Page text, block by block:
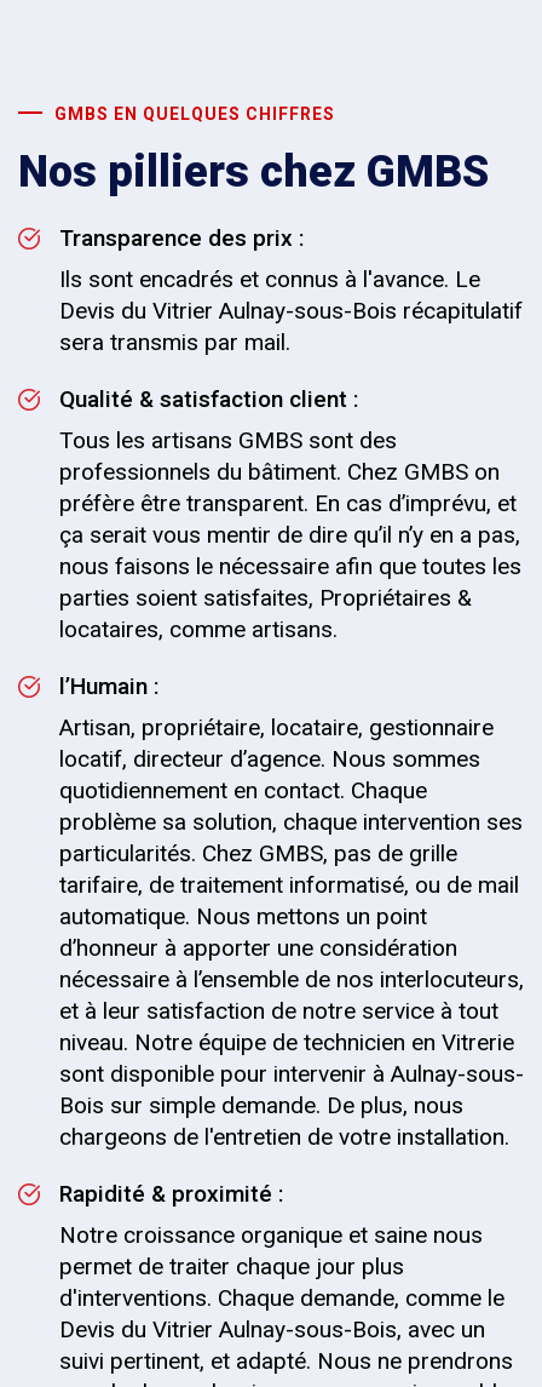
GMBS EN QUELQUES CHIFFRES
Nos pilliers chez GMBS
Transparence des prix :
Ils sont encadrés et connus à l'avance. Le
Devis du Vitrier Aulnay-sous-Bois récapitulatif
sera transmis par mail.
Qualité & satisfaction client :
Tous les artisans GMBS sont des
professionnels du bâtiment. Chez GMBS on
préfère être transparent. En cas d’imprévu, et
ça serait vous mentir de dire qu’il n’y en a pas,
nous faisons le nécessaire afin que toutes les
parties soient satisfaites, Propriétaires &
locataires, comme artisans.
l’Humain :
Artisan, propriétaire, locataire, gestionnaire
locatif, directeur d’agence. Nous sommes
quotidiennement en contact. Chaque
problème sa solution, chaque intervention ses
particularités. Chez GMBS, pas de grille
tarifaire, de traitement informatisé, ou de mail
automatique. Nous mettons un point
d’honneur à apporter une considération
nécessaire à l’ensemble de nos interlocuteurs,
et à leur satisfaction de notre service à tout
niveau. Notre équipe de technicien en Vitrerie
sont disponible pour intervenir à Aulnay-sous-
Bois sur simple demande. De plus, nous
chargeons de l'entretien de votre installation.
Rapidité & proximité :
Notre croissance organique et saine nous
permet de traiter chaque jour plus
d'interventions. Chaque demande, comme le
Devis du Vitrier Aulnay-sous-Bois, avec un
suivi pertinent, et adapté. Nous ne prendrons